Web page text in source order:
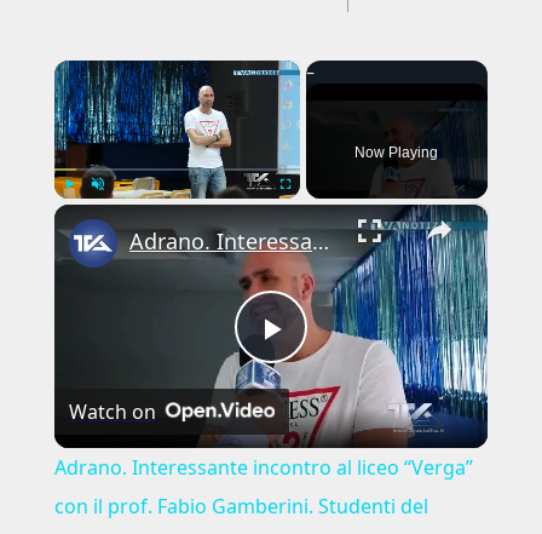
×
Now Playing
×
Play
Video
Adrano. Interessante incontro al liceo “Verga” con il prof. Fabio Gamberini. Studenti del Linguistic
Watch on
Adrano. Interessante incontro al liceo “Verga”
con il prof. Fabio Gamberini. Studenti del